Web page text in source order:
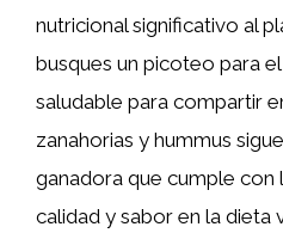
nutricional significativo al
busques un picoteo para
saludable para compartir
zanahorias y hummus
ganadora que cumple con
calidad y sabor en la dieta